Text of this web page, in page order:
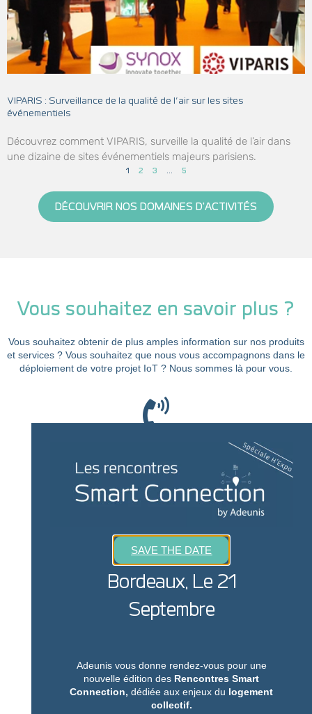
VIPARIS : Surveillance de la qualité de l’air sur les sites
événementiels
Découvrez comment VIPARIS, surveille la qualité de l’air dans
une dizaine de sites événementiels majeurs parisiens.
1 2 3 … 5
DÉCOUVRIR NOS DOMAINES D'ACTIVITÉS
Vous souhaitez en savoir plus ?
Vous souhaitez obtenir de plus amples information sur nos produits
et services ? Vous souhaitez que nous vous accompagnons dans le
déploiement de votre projet IoT ? Nous sommes là pour vous.
Nous sommes joignables de 9h à 18h
Ecrivez-nous
sales@adeunis.com
SAVE THE DATE
Bordeaux, Le 21
Septembre
Adeunis vous donne rendez-vous pour une
nouvelle édition des Rencontres Smart
Connection, dédiée aux enjeux du logement
collectif.